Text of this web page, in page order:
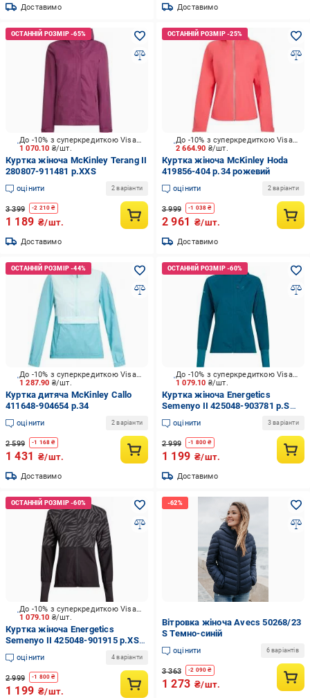
Доставимо Доставимо
1 070.10 ₴/шт.
До -10% з суперкредиткою Visa Вигода
Куртка жіноча McKinley Terang II
280807-911481 р.XXS
оцінити 2 варіанти
3 399 -2 210 ₴
1 189 ₴/шт.
Доставимо
2 664.90 ₴/шт.
До -10% з суперкредиткою Visa Вигода
Куртка жіноча McKinley Hoda
419856-404 р.34 рожевий
оцінити 2 варіанти
3 999 -1 038 ₴
2 961 ₴/шт.
Доставимо
1 287.90 ₴/шт.
До -10% з суперкредиткою Visa Вигода
Куртка дитяча McKinley Callo
411648-904654 р.34
оцінити 2 варіанти
2 599 -1 168 ₴
1 431 ₴/шт.
Доставимо
1 079.10 ₴/шт.
До -10% з суперкредиткою Visa Вигода
Куртка жіноча Energetics
Semenyo II 425048-903781 р.S
зелений
оцінити 3 варіанти
2 999 -1 800 ₴
1 199 ₴/шт.
Доставимо
1 079.10 ₴/шт.
До -10% з суперкредиткою Visa Вигода
Куртка жіноча Energetics
Semenyo II 425048-901915 р.XS
чорний
оцінити 4 варіанти
2 999 -1 800 ₴
1 199 ₴/шт.
Bітровка жіноча Avecs 50268/23
S Темно-синій
оцінити 6 варіантів
3 363 -2 090 ₴
1 273 ₴/шт.